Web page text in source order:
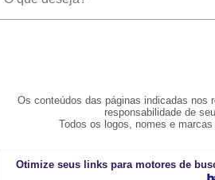
Os conteúdos das páginas indicadas
responsabilidade de
Todos os logos, nomes e
Otimize seus links para motores de